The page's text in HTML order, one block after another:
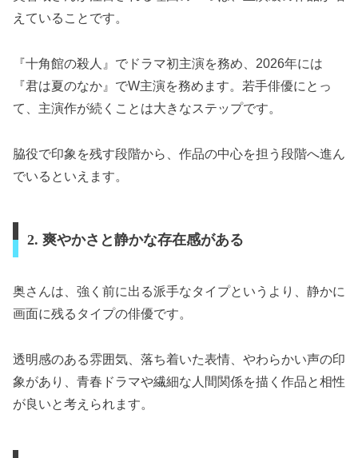
えていることです。
『十角館の殺人』でドラマ初主演を務め、2026年には
『君は夏のなか』でW主演を務めます。若手俳優にとっ
て、主演作が続くことは大きなステップです。
脇役で印象を残す段階から、作品の中心を担う段階へ進ん
でいるといえます。
2. 爽やかさと静かな存在感がある
奥さんは、強く前に出る派手なタイプというより、静かに
画面に残るタイプの俳優です。
透明感のある雰囲気、落ち着いた表情、やわらかい声の印
象があり、青春ドラマや繊細な人間関係を描く作品と相性
が良いと考えられます。